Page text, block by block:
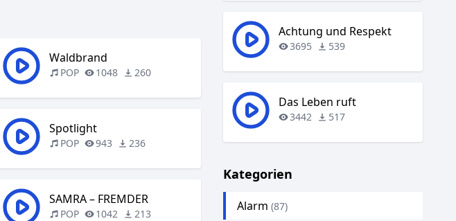
Waldbrand
POP 1048 260
Spotlight
POP 943 236
SAMRA – FREMDER
POP 1042 213
Achtung und Respekt
3695 539
Das Leben ruft
3442 517
Kategorien
Alarm (87)